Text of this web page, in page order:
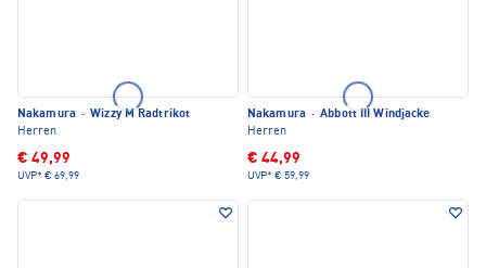
Nakamura · Wizzy M Radtrikot
Herren
€ 49,99
UVP* € 69,99
Nakamura · Abbott III Windjacke
Herren
€ 44,99
UVP* € 59,99